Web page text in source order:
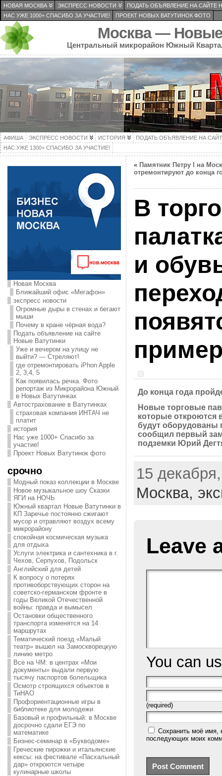
НОВАЯ МОСКВА ЭКСПРЕСС НОВОСТИ
ПОДАТЬ ОБЪЯВЛЕНИЕ НА САЙТЕ
НАС УЖЕ 1000+ СПАСИБО ЗА УЧАСТИЕ!
ПРОЕКТ НОВЫХ ВАТУТИНОК ФОТО
Москва — Новые
Центральный микрорайон Южный
АФИША ЭКСПРЕСС НОВОСТИ ИСТОРИЯ
ПОДАТЬ ОБЪЯВЛЕНИЕ НА
НАС УЖЕ 1300+ СПАСИБО ЗА УЧАСТИЕ!
Новая Москва
Ближайший офис «Мегафон»
экспресс новости
Огромные дыры в стенах и бегают
мыши
Почему в кране чёрная вода?
Подать объявление на сайте
Новые Ватутинки
Уже и вечером на улицу не
выйти? — Стреляют!
где отремонтировать iPhon Apple
2, 3,4, 5
Как появилась речка. Фото
репортаж из Микрорайона Южный
в Новых Ватутинках
Автострахование в Ватутинках
страховая компания ИНТАЧ не
платит
история
Нас уже 1000+ Спасибо за
участие!
Проект Новых Ватутинок фото
срочно
Модный показ коллекции в Москве
Новое музыкальное шоу Сказки
ЯГИ на НОЧЬ
Южный квартал Новые Ватутинки в
КП Заречье постоянно сжигают
мусор и отравляют воздух всему
микрорайону
спокойная космическая музыка
для отдыха
Услуги электрика и сантехника в г.
Чехов, Серпухов, Подольск
Английский для детей
К вопросу о потерях
противоборствующих сторон на
советско-германском фронте в
годы Великой Отечественной
войны: правда и вымысел
Остановки общественного
транспорта изменятся на 14
маршрутах
Тематический поезд «Малый
театр» вышел на Замоскворецкую
линию метро
Все на ЧМ: в центрах «Мои
документы» выдали первую
тысячу паспортов болельщика
Осмотр строящихся объектов в
ТиНАО
Профориентационные игры в
библиотеке для молодежи
Базовый и профильный: в Москве
досрочно сдали ЕГЭ по
математике
Бизнес-семинар в «Букводоме»
Греческие пирожки и итальянские
кексы: на фестивале «Пасхальный
дар» откроются четыре
кулинарные школы
« Памятник Петру I на
отремонтируют до конца
В
и
До конца года
Новые торговые
которые откроются
будут оборудованы
сообщил первый
подземки Юрий
15
Москва,
Leave
You can
(required)
Сохранить моё имя,
последующих моих